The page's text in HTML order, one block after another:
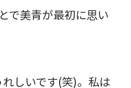
で美青が最初に思い
れしいです(笑)。私は